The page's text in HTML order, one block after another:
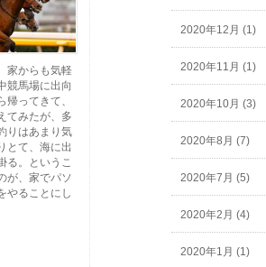
家からも気軽
競馬場に出向
帰ってきて、
てみたが、多
りはあまり気
とて、海に出
る。というこ
が、家でパソ
やることにし
2020年12月 (1)
2020年11月 (1)
2020年10月 (3)
2020年8月 (7)
2020年7月 (5)
2020年2月 (4)
2020年1月 (1)